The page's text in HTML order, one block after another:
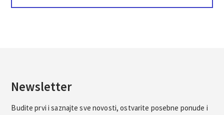
Newsletter
Budite prvi i saznajte sve novosti, ostvarite posebne ponude i